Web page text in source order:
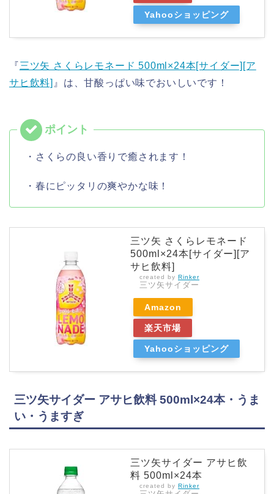
Yahooショッピング
『三ツ矢 さくらレモネード 500ml×24本[サイダー][ア
サヒ飲料] 』は、甘酸っぱい味でおいしいです！
・さくらの良い香りで癒されます！
・春にピッタリの爽やかな味！
三ツ矢 さくらレモネード
500ml×24本[サイダー][ア
サヒ飲料]
created by Rinker
三ツ矢サイダー
Amazon
楽天市場
Yahooショッピング
三ツ矢サイダー アサヒ飲料 500ml×24本・うま
い・うますぎ
三ツ矢サイダー アサヒ飲
料 500ml×24本
created by Rinker